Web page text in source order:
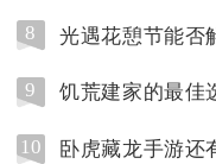
8 光遇花憩节能否
9 饥荒建家的最佳
10 卧虎藏龙手游还